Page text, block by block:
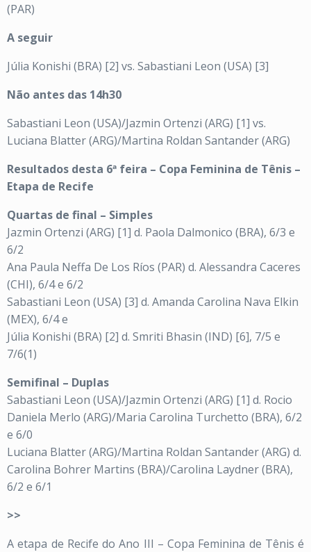
(PAR)
A seguir
Júlia Konishi (BRA) [2] vs. Sabastiani Leon (USA) [3]
Não antes das 14h30
Sabastiani Leon (USA)/Jazmin Ortenzi (ARG) [1] vs.
Luciana Blatter (ARG)/Martina Roldan Santander (ARG)
Resultados desta 6ª feira – Copa Feminina de Tênis –
Etapa de Recife
Quartas de final – Simples
Jazmin Ortenzi (ARG) [1] d. Paola Dalmonico (BRA), 6/3 e
6/2
Ana Paula Neffa De Los Ríos (PAR) d. Alessandra Caceres
(CHI), 6/4 e 6/2
Sabastiani Leon (USA) [3] d. Amanda Carolina Nava Elkin
(MEX), 6/4 e
Júlia Konishi (BRA) [2] d. Smriti Bhasin (IND) [6], 7/5 e
7/6(1)
Semifinal – Duplas
Sabastiani Leon (USA)/Jazmin Ortenzi (ARG) [1] d. Rocio
Daniela Merlo (ARG)/Maria Carolina Turchetto (BRA), 6/2
e 6/0
Luciana Blatter (ARG)/Martina Roldan Santander (ARG) d.
Carolina Bohrer Martins (BRA)/Carolina Laydner (BRA),
6/2 e 6/1
>>
A etapa de Recife do Ano III – Copa Feminina de Tênis é